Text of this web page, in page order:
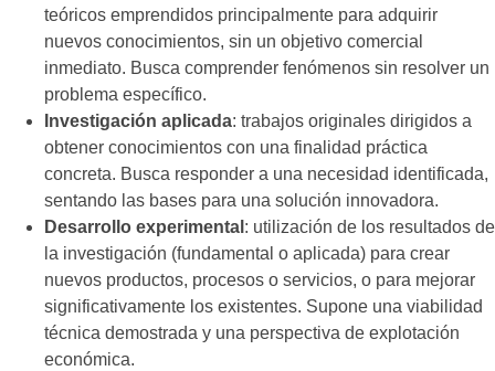
teóricos emprendidos principalmente para adquirir
nuevos conocimientos, sin un objetivo comercial
inmediato. Busca comprender fenómenos sin resolver un
problema específico.
Investigación aplicada: trabajos originales dirigidos a
obtener conocimientos con una finalidad práctica
concreta. Busca responder a una necesidad identificada,
sentando las bases para una solución innovadora.
Desarrollo experimental : utilización de los resultados de
la investigación (fundamental o aplicada) para crear
nuevos productos, procesos o servicios, o para mejorar
significativamente los existentes. Supone una viabilidad
técnica demostrada y una perspectiva de explotación
económica.